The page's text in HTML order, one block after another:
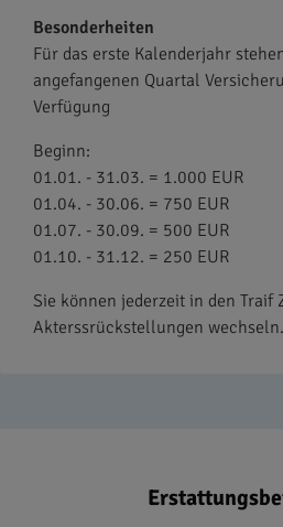
Besonderheiten
Für das erste Kalenderjahr
angefangenen Quartal
Verfügung
Beginn:
01.01. - 31.03. = 1.000 EUR
01.04. - 30.06. = 750 EUR
01.07. - 30.09. = 500 EUR
01.10. - 31.12. = 250 EUR
Sie können jederzeit in den Traif
Akterssrückstellungen wechseln.